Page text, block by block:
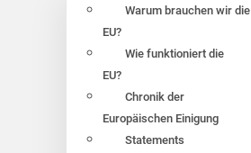
Warum brauchen wir die
EU?
Wie funktioniert die
EU?
Chronik der
Europäischen Einigung
Statements